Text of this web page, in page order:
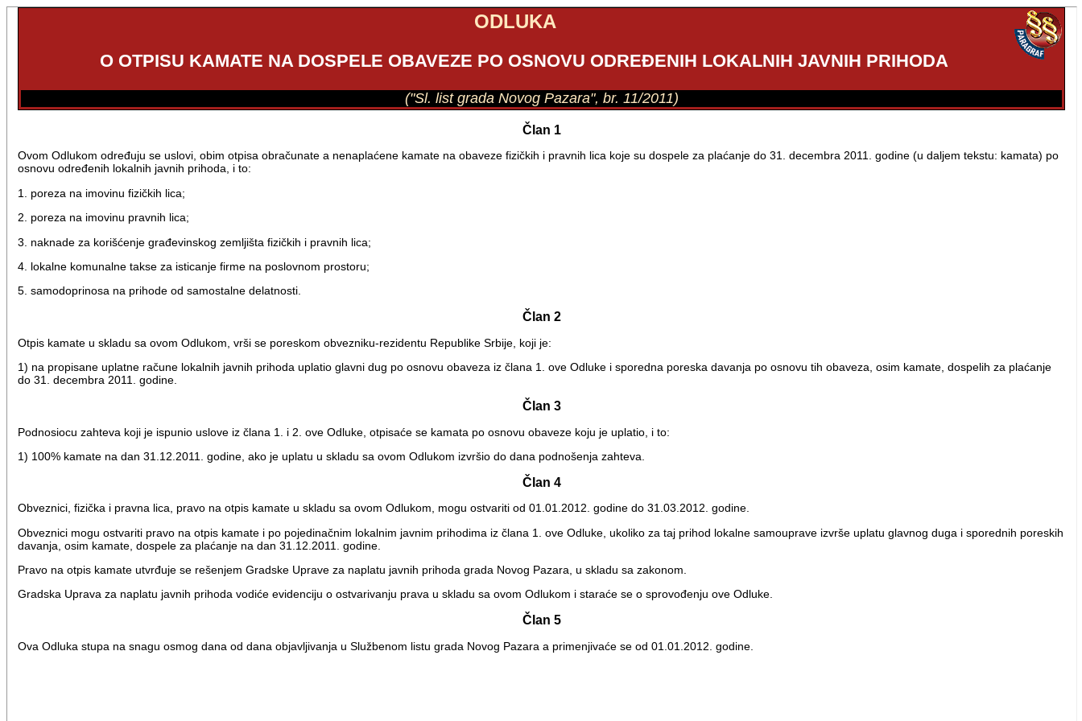
ODLUKA
O OTPISU KAMATE NA DOSPELE OBAVEZE PO OSNOVU ODREĐENIH LOKALNIH JAVNIH PRIHODA
("Sl. list grada Novog Pazara", br. 11/2011)
Član 1
Ovom Odlukom određuju se uslovi, obim otpisa obračunate a nenaplaćene kamate na obaveze fizičkih i pravnih lica koje su dospele za plaćanje do 31. decembra 2011. godine (u daljem tekstu: kamata) po
osnovu određenih lokalnih javnih prihoda, i to:
1. poreza na imovinu fizičkih lica;
2. poreza na imovinu pravnih lica;
3. naknade za korišćenje građevinskog zemljišta fizičkih i pravnih lica;
4. lokalne komunalne takse za isticanje firme na poslovnom prostoru;
5. samodoprinosa na prihode od samostalne delatnosti.
Član 2
Otpis kamate u skladu sa ovom Odlukom, vrši se poreskom obvezniku-rezidentu Republike Srbije, koji je:
1) na propisane uplatne račune lokalnih javnih prihoda uplatio glavni dug po osnovu obaveza iz člana 1. ove Odluke i sporedna poreska davanja po osnovu tih obaveza, osim kamate, dospelih za plaćanje
do 31. decembra 2011. godine.
Član 3
Podnosiocu zahteva koji je ispunio uslove iz člana 1. i 2. ove Odluke, otpisaće se kamata po osnovu obaveze koju je uplatio, i to:
1) 100% kamate na dan 31.12.2011. godine, ako je uplatu u skladu sa ovom Odlukom izvršio do dana podnošenja zahteva.
Član 4
Obveznici, fizička i pravna lica, pravo na otpis kamate u skladu sa ovom Odlukom, mogu ostvariti od 01.01.2012. godine do 31.03.2012. godine.
Obveznici mogu ostvariti pravo na otpis kamate i po pojedinačnim lokalnim javnim prihodima iz člana 1. ove Odluke, ukoliko za taj prihod lokalne samouprave izvrše uplatu glavnog duga i sporednih poreskih
davanja, osim kamate, dospele za plaćanje na dan 31.12.2011. godine.
Pravo na otpis kamate utvrđuje se rešenjem Gradske Uprave za naplatu javnih prihoda grada Novog Pazara, u skladu sa zakonom.
Gradska Uprava za naplatu javnih prihoda vodiće evidenciju o ostvarivanju prava u skladu sa ovom Odlukom i staraće se o sprovođenju ove Odluke.
Član 5
Ova Odluka stupa na snagu osmog dana od dana objavljivanja u Službenom listu grada Novog Pazara a primenjivaće se od 01.01.2012. godine.